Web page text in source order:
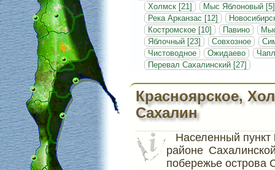
Холмск [21]
Мыс Яблоновый [5]
Река Арканзас [12]
Костромское [10]
Павино
Яблочный [23]
Совхозное
Чистоводное
Ожидаево
Перевал Сахалинский [27]
Красноярское,
Сахалин
Населенный пункт
районе
побережье острова